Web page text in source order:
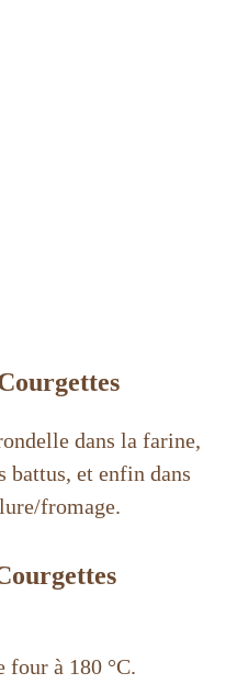
dans la farine,
battus, et enfin dans
fromage.
four à 180 °C.